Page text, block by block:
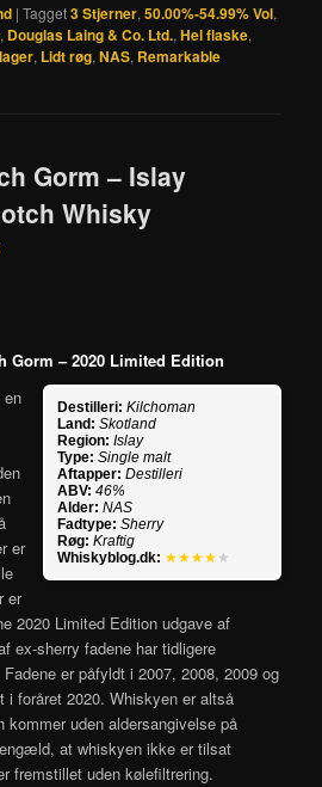
|Tagget3 Stjerner,50.00%-54.99% Vol,
, Douglas Laing & Co. Ltd.,Hel flaske,
, Lidt røg,NAS, Remarkable
Gorm – Islay
Whisky
Gorm – 2020 Limited Edition
Destilleri: Kilchoman
Land: Skotland
Region: Islay
Type: Single malt
Aftapper: Destilleri
ABV: 46%
Alder: NAS
Fadtype: Sherry
Røg: Kraftig
Whiskyblog.dk: ★★★★ ★
en
er
er
2020 Limited Edition udgave af
ex-sherry fadene har tidligere
er påfyldt i 2007, 2008, 2009 og
i foråret 2020. Whiskyen er altså
kommer uden aldersangivelse på
at whiskyen ikke er tilsat
fremstillet uden kølefiltrering.